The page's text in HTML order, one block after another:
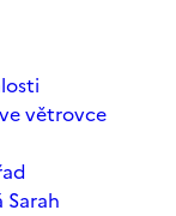
větrovce